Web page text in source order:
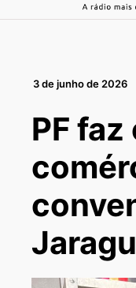
3 de junho de 2026
PF